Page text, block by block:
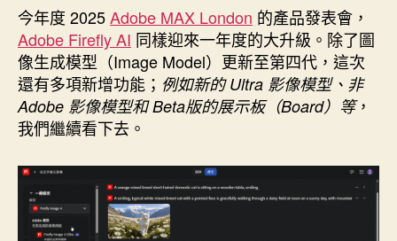
片
可
無
限
放
再
解
者
佈
日
期
今年度 2025Adobe MAX London 的產品發表會，
Adobe Firefly AI 同樣迎來一年度的大升級。除了圖
像生成模型（Image Model）更新至第四代，這次
還有多項新增功能； 例如新的 Ultra 影像模型、非
Adobe 影像模型和 Beta版的展示板（Board）等，
我們繼續看下去。